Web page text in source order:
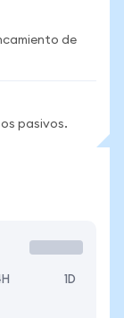
de
pasivos.
1D